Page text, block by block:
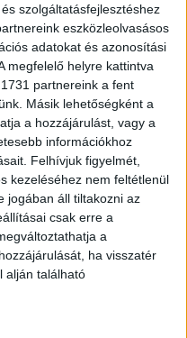
szolgáltatásfejlesztéshez
eszközleolvasásos
adatokat és azonosítási
megfelelő helyre kattintva
partnereink a fent
Másik lehetőségként a
a hozzájárulást, vagy a
információkhoz
Felhívjuk figyelmét,
kezeléséhez nem feltétlenül
jogában áll tiltakozni az
csak erre a
a
ha visszatér
alján található
lakás, Családi ház
Családi ház
ház
ház